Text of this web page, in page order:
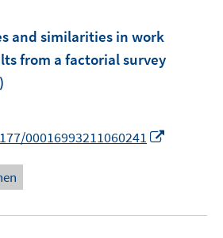
and similarities in work
from a factorial survey
00016993211060241
u